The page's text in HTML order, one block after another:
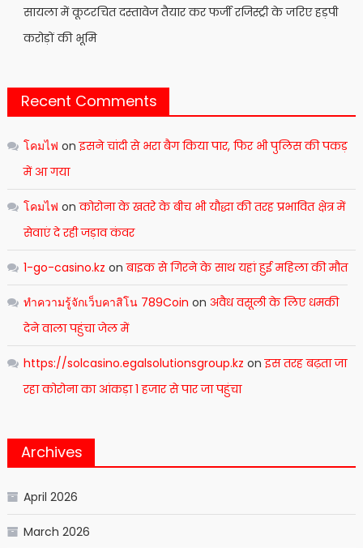
सायला में कूटरचित दस्तावेज तैयार कर फर्जी रजिस्ट्री के जरिए हड़पी
करोड़ों की भूमि
Recent Comments
โคมไฟ onइसने चांदी से भरा बैग किया पार, फिर भी पुलिस की पकड़
में आ गया
โคมไฟ onकोरोना के खतरे के बीच भी यौद्धा की तरह प्रभावित क्षेत्र में
सेवाएं दे रही जड़ाव कंवर
1-go-casino.kz onबाइक से गिरने के साथ यहां हुई महिला की मौत
ทำความรู้จักเว็บคาสิโน 789Coin on अवैध वसूली के लिए धमकी
देने वाला पहुंचा जेल में
https://solcasino.egalsolutionsgroup.kz onइस तरह बढ़ता जा
रहा कोरोना का आंकड़ा 1 हजार से पार जा पहुंचा
Archives
April 2026
March 2026